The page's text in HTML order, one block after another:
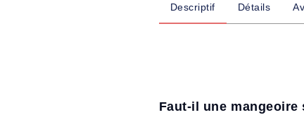
Descriptif Détails
Faut-il une